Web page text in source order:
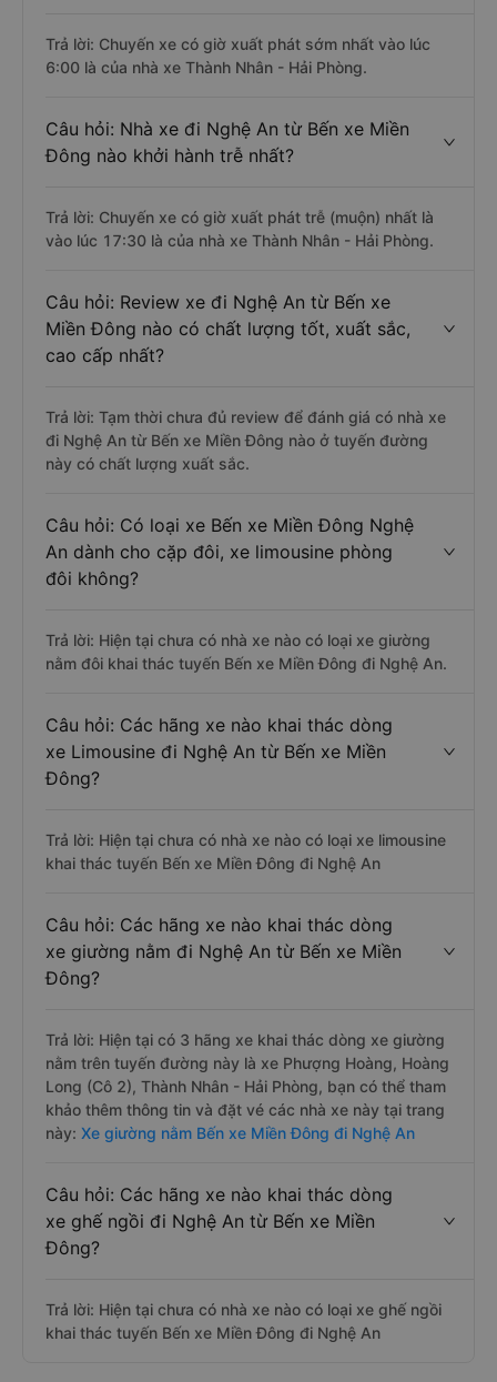
Trả lời: Chuyến xe có giờ xuất phát sớm nhất vào lúc
6:00 là của nhà xe Thành Nhân - Hải Phòng.
Câu hỏi: Nhà xe đi Nghệ An từ Bến xe Miền
Đông nào khởi hành trễ nhất?
Trả lời: Chuyến xe có giờ xuất phát trễ (muộn) nhất là
vào lúc 17:30 là của nhà xe Thành Nhân - Hải Phòng.
Câu hỏi: Review xe đi Nghệ An từ Bến xe
Miền Đông nào có chất lượng tốt, xuất sắc,
cao cấp nhất?
Trả lời: Tạm thời chưa đủ review để đánh giá có nhà xe
đi Nghệ An từ Bến xe Miền Đông nào ở tuyến đường
này có chất lượng xuất sắc.
Câu hỏi: Có loại xe Bến xe Miền Đông Nghệ
An dành cho cặp đôi, xe limousine phòng
đôi không?
Trả lời: Hiện tại chưa có nhà xe nào có loại xe giường
nằm đôi khai thác tuyến Bến xe Miền Đông đi Nghệ An.
Câu hỏi: Các hãng xe nào khai thác dòng
xe Limousine đi Nghệ An từ Bến xe Miền
Đông?
Trả lời: Hiện tại chưa có nhà xe nào có loại xe limousine
khai thác tuyến Bến xe Miền Đông đi Nghệ An
Câu hỏi: Các hãng xe nào khai thác dòng
xe giường nằm đi Nghệ An từ Bến xe Miền
Đông?
Trả lời: Hiện tại có 3 hãng xe khai thác dòng xe giường
nằm trên tuyến đường này là xe Phượng Hoàng, Hoàng
Long (Cô 2), Thành Nhân - Hải Phòng, bạn có thể tham
khảo thêm thông tin và đặt vé các nhà xe này tại trang
này: Xe giường nằm Bến xe Miền Đông đi Nghệ An
Câu hỏi: Các hãng xe nào khai thác dòng
xe ghế ngồi đi Nghệ An từ Bến xe Miền
Đông?
Trả lời: Hiện tại chưa có nhà xe nào có loại xe ghế ngồi
khai thác tuyến Bến xe Miền Đông đi Nghệ An